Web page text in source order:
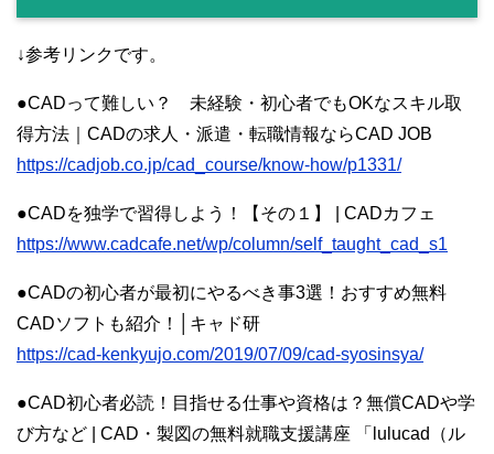
↓参考リンクです。
●CADって難しい？ 未経験・初心者でもOKなスキル取
得方法｜CADの求人・派遣・転職情報ならCAD JOB
https://cadjob.co.jp/cad_course/know-how/p1331/
●CADを独学で習得しよう！【その１】 | CADカフェ
https://www.cadcafe.net/wp/column/self_taught_cad_s1
●CADの初心者が最初にやるべき事3選！おすすめ無料
CADソフトも紹介！│キャド研
https://cad-kenkyujo.com/2019/07/09/cad-syosinsya/
●CAD初心者必読！目指せる仕事や資格は？無償CADや学
び方など | CAD・製図の無料就職支援講座 「lulucad（ル